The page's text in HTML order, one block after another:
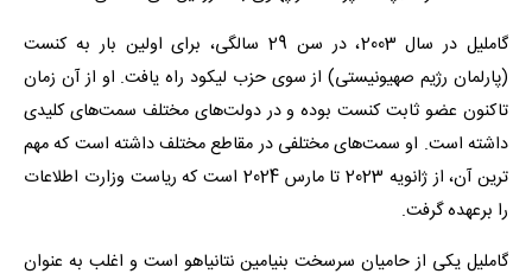
گاملیل در سال 2003، در سن 29 سالگی، برای اولین بار به کنست
(پارلمان رژیم صهیونیستی) از سوی حزب لیکود راه یافت. او از آن زمان
تاکنون عضو ثابت کنست بوده و در دولت‌های مختلف سمت‌های کلیدی
داشته است. او سمت‌های مختلفی در مقاطع مختلف داشته است که مهم
ترین‌ آن، از ژانویه 2023 تا مارس 2024 است که ریاست وزارت اطلاعات
را برعهده گرفت.
گاملیل یکی از حامیان سرسخت بنیامین نتانیاهو است و اغلب به عنوان